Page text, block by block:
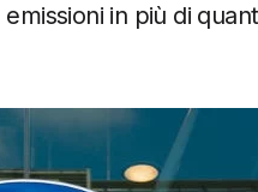
in più di